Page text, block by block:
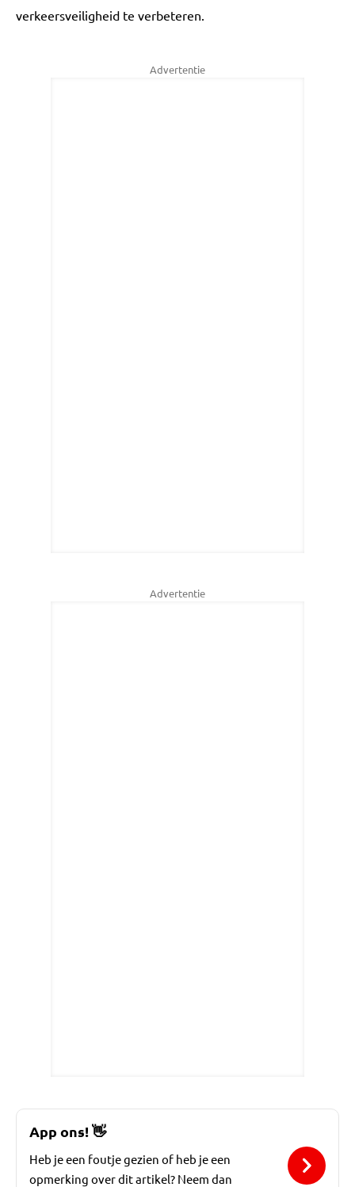
verkeersveiligheid te verbeteren.
Advertentie
Advertentie
App ons!👋
Heb je een foutje gezien of heb je een
opmerking over dit artikel? Neem dan